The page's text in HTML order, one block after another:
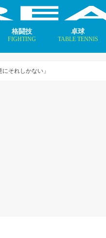
格闘技
FIGHTING
卓球
TABLE TENNIS
それしかない」